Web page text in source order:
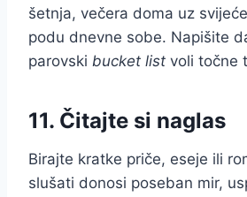
šetnja, večera doma uz
podu dnevne sobe. Napišite
parovski bucket list voli točne
11. Čitajte si naglas
Birajte kratke priče, eseje ili
slušati donosi poseban mir,